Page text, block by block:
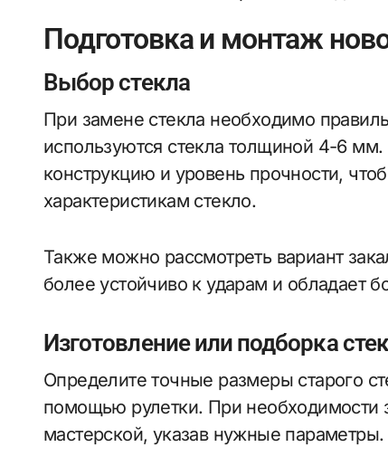
Подготовка и монтаж
Выбор стекла
При замене стекла необходимо
используются стекла толщиной 4-6
конструкцию и уровень прочности,
характеристикам стекло.
Также можно рассмотреть вариант
более устойчиво к ударам и обладает
Изготовление или подборка
Определите точные размеры старого
помощью рулетки. При необходимости
мастерской, указав нужные параметры.